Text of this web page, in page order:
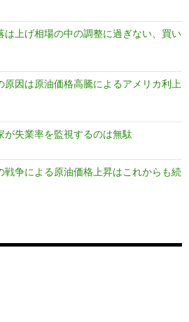
は上げ相場の中の調整に過ぎない、買い
原因は原油価格高騰によるアメリカ利上
が失業率を監視するのは無駄
戦争による原油価格上昇はこれからも続